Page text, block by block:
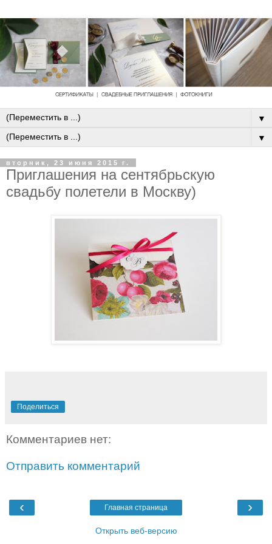
▼
▼
вторник, 23 июня 2015 г.
Приглашения на сентябрьскую
свадьбу полетели в Москву)
Поделиться
Комментариев нет:
Отправить комментарий
‹ ›
Главная страница
Открыть веб-версию